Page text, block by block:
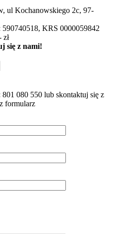
ul Kochanowskiego 2c, 97-
KRS 0000059842
zł
się z nami!
080 550 lub skontaktuj się z
formularz